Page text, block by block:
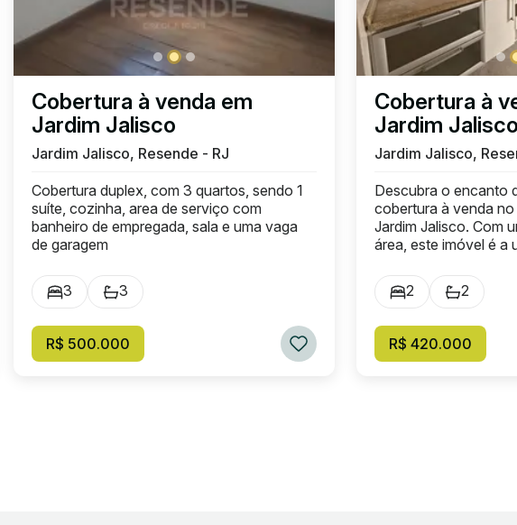
Cobertura à venda em
Jardim Jalisco
Jardim Jalisco, Resende - RJ
Cobertura duplex, com 3 quartos, sendo 1
suíte, cozinha, area de serviço com
banheiro de empregada, sala e uma vaga
de garagem
3 3
R$ 500.000
Cobertura à
Jardim Jalisco
Jardim Jalisco,
Descubra o encanto
cobertura à venda
Jardim Jalisco. Com
área, este imóvel é a
2 2
R$ 420.000